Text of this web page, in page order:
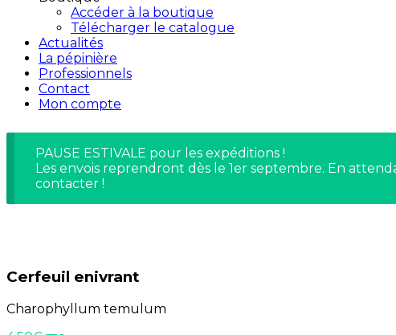
Accéder à la boutique
Télécharger le catalogue
Actualités
La pépinière
Professionnels
Contact
Mon compte
PAUSE ESTIVALE pour les expéditions !
Les envois reprendront dès le 1er septembre. En
contacter !
Cerfeuil enivrant
Charophyllum temulum